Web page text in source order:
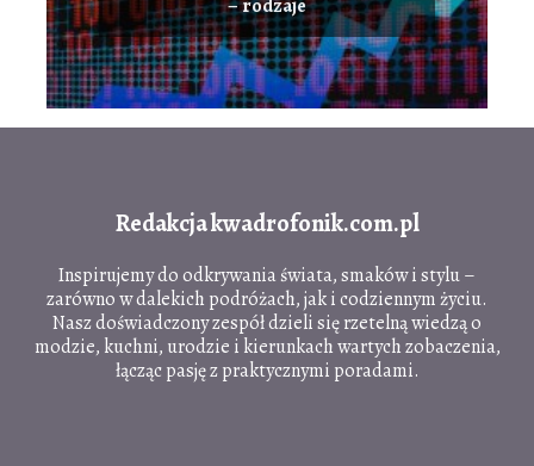
– rodzaje
Redakcja kwadrofonik.com.pl
Inspirujemy do odkrywania świata, smaków i stylu –
zarówno w dalekich podróżach, jak i codziennym życiu.
Nasz doświadczony zespół dzieli się rzetelną wiedzą o
modzie, kuchni, urodzie i kierunkach wartych zobaczenia,
łącząc pasję z praktycznymi poradami.